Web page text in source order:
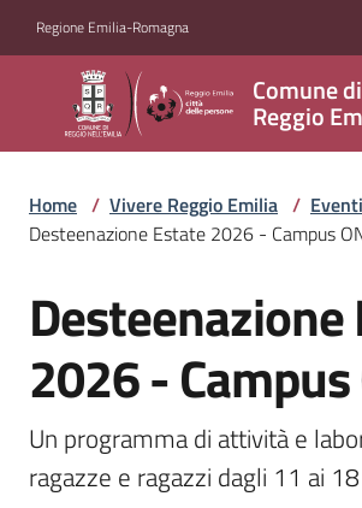
Regione Emilia-Romagna
Comune di
Reggio
Comune
di
Reggio
Emilia
Amministrazione
Servizi
Novità
Vivere
Home / Vivere Reggio Emilia / Eventi
Desteenazione Estate 2026 - Campus
Salta al contenuto
2026 - Campus
Un programma di attività e
ragazze e ragazzi dagli 11 ai